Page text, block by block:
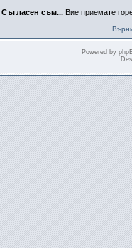
Съгласен съм...Вие приемате
Powered by